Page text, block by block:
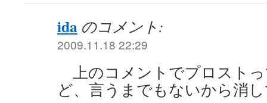
ida のコメント:
2009.11.18 22:29
上のコメントでプロスト
ど、言うまでもないから消